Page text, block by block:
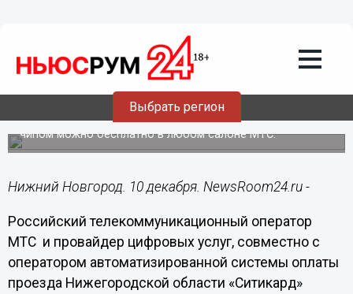
Выбрать регион
МТС и «Ситикард» запустили единый
сервис для бесконтактной оплаты
проезда в нижегородском транспорте
Обменять обычную SIM-карту МТС на SIM-карту с NFC-
чипом можно бесплатно в любом салоне МТС.
Нижний Новгород. 10 декабря. NewsRoom24.ru -
Российский телекоммуникационный оператор
МТС и провайдер цифровых услуг, совместно с
оператором автоматизированной системы оплаты
проезда Нижегородской области «Ситикард»